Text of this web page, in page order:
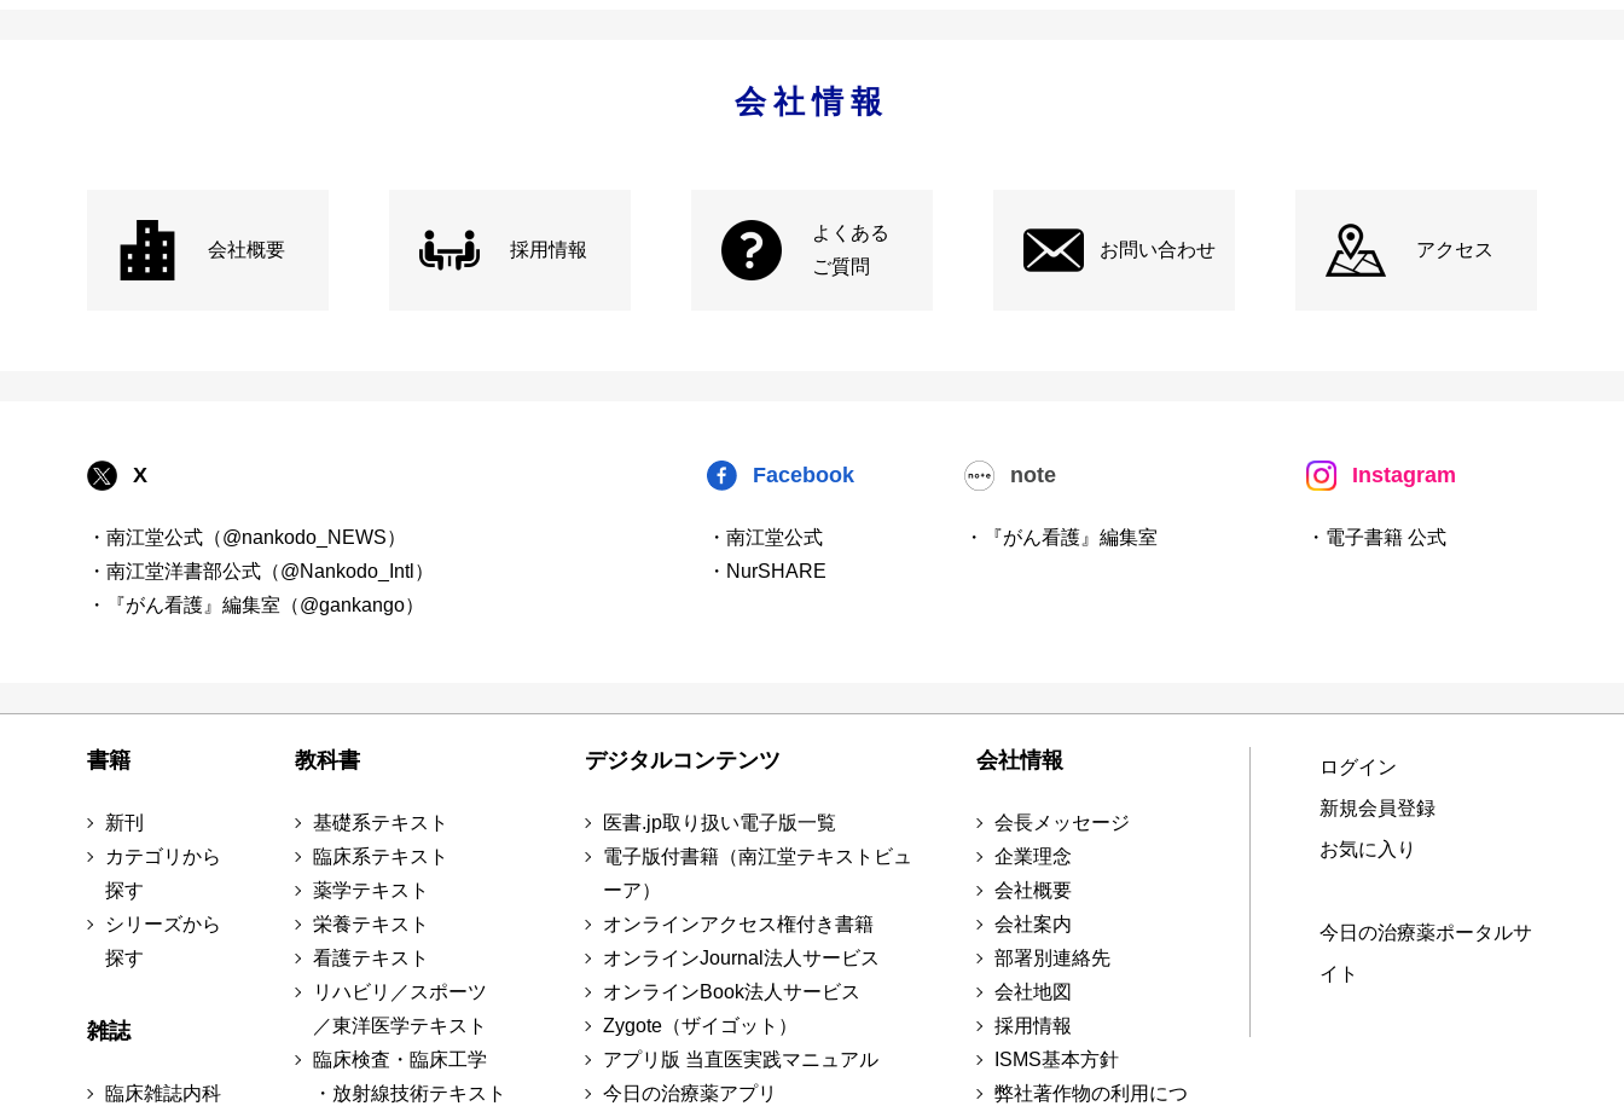
会社情報
会社概要 採用情報
よくある
ご質問
お問い合わせ アクセス
X
・南江堂公式（@nankodo_NEWS）
・南江堂洋書部公式（@Nankodo_Intl）
・『がん看護』編集室（@gankango）
Facebook
・南江堂公式
・NurSHARE
note
・『がん看護』編集室
Instagram
・電子書籍 公式
書籍
新刊
カテゴリから
探す
シリーズから
探す
雑誌
臨床雑誌内科
教科書
基礎系テキスト
臨床系テキスト
薬学テキスト
栄養テキスト
看護テキスト
リハビリ／スポーツ
／東洋医学テキスト
臨床検査・臨床工学
・放射線技術テキスト
デジタルコンテンツ
医書.jp取り扱い電子版一覧
電子版付書籍（南江堂テキストビュ
ーア）
オンラインアクセス権付き書籍
オンラインJournal法人サービス
オンラインBook法人サービス
Zygote（ザイゴット）
アプリ版 当直医実践マニュアル
今日の治療薬アプリ
会社情報
会長メッセージ
企業理念
会社概要
会社案内
部署別連絡先
会社地図
採用情報
ISMS基本方針
弊社著作物の利用につ
ログイン
新規会員登録
お気に入り
今日の治療薬ポータルサ
イト